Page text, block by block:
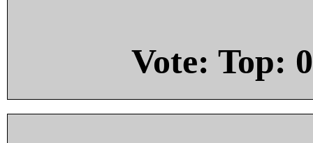
Vote: Top: 0